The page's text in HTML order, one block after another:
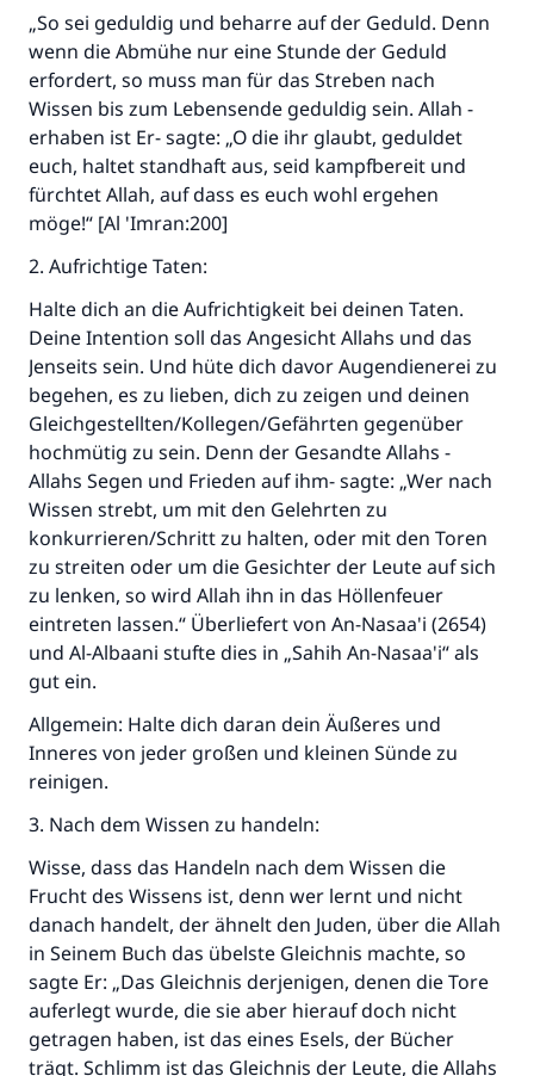
„So sei geduldig und beharre auf der Geduld. Denn
wenn die Abmühe nur eine Stunde der Geduld
erfordert, so muss man für das Streben nach
Wissen bis zum Lebensende geduldig sein. Allah -
erhaben ist Er- sagte: „O die ihr glaubt, geduldet
euch, haltet standhaft aus, seid kampfbereit und
fürchtet Allah, auf dass es euch wohl ergehen
möge!“ [Al 'Imran:200]
2. Aufrichtige Taten:
Halte dich an die Aufrichtigkeit bei deinen Taten.
Deine Intention soll das Angesicht Allahs und das
Jenseits sein. Und hüte dich davor Augendienerei zu
begehen, es zu lieben, dich zu zeigen und deinen
Gleichgestellten/Kollegen/Gefährten gegenüber
hochmütig zu sein. Denn der Gesandte Allahs -
Allahs Segen und Frieden auf ihm- sagte: „Wer nach
Wissen strebt, um mit den Gelehrten zu
konkurrieren/Schritt zu halten, oder mit den Toren
zu streiten oder um die Gesichter der Leute auf sich
zu lenken, so wird Allah ihn in das Höllenfeuer
eintreten lassen.“ Überliefert von An-Nasaa'i (2654)
und Al-Albaani stufte dies in „Sahih An-Nasaa'i“ als
gut ein.
Allgemein: Halte dich daran dein Äußeres und
Inneres von jeder großen und kleinen Sünde zu
reinigen.
3. Nach dem Wissen zu handeln:
Wisse, dass das Handeln nach dem Wissen die
Frucht des Wissens ist, denn wer lernt und nicht
danach handelt, der ähnelt den Juden, über die Allah
in Seinem Buch das übelste Gleichnis machte, so
sagte Er: „Das Gleichnis derjenigen, denen die Tore
auferlegt wurde, die sie aber hierauf doch nicht
getragen haben, ist das eines Esels, der Bücher
trägt. Schlimm ist das Gleichnis der Leute, die Allahs